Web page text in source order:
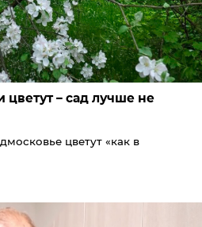
– сад лучше не
цветут «как в